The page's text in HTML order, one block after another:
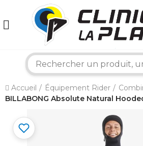
Accueil Équipement Rider
BILLABONG Absolute Natural
Comment puis-je vous aider